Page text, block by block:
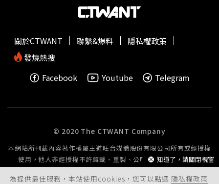
傳，根本沒有人敢借閱這些書，成為破壞所謂「良好婚姻關
係、優質校園環境」的罪人。國立陽明交通大學圖書館應該
解，書籍選取不是問題，詮釋跟傳播方式才是大問題。該篇
貼文遭到大批網友出征後，已經由粉絲專頁管理員編輯修
或者女性市民都將「遑遑（惶惶）不可終日、無法安心」。
歷年熱心追求實踐居住正義躍上新聞版面；對於妻子
定偷拍對象，有信心在短時間內破案。
為提供最佳服務，本站使用cookies，您可以點選 隱私權政策
知道了，請關閉視窗
關於CTWANT 聯繫&爆料
隱私權政策
發燒熱搜
Facebook
Youtube Telegram
© 2020 The CTWANT Company
本網站所刊載內容著作權屬王道旺台媒體股份有限公司所有或經授權
使用，他人非經授權不許轉載、重製、公開播送或公開傳輸。